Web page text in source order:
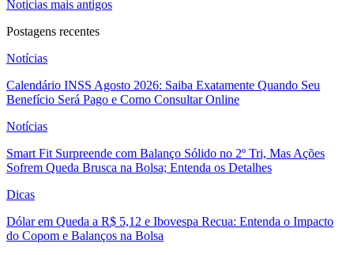
Noticias mais antigos
Postagens recentes
Notícias
Calendário INSS Agosto 2026: Saiba Exatamente Quando Seu
Benefício Será Pago e Como Consultar Online
Notícias
Smart Fit Surpreende com Balanço Sólido no 2º Tri, Mas Ações
Sofrem Queda Brusca na Bolsa; Entenda os Detalhes
Dicas
Dólar em Queda a R$ 5,12 e Ibovespa Recua: Entenda o Impacto
do Copom e Balanços na Bolsa